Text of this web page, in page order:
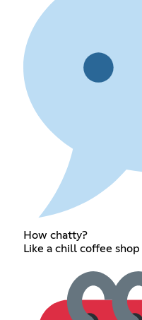
How chatty?
Like a chill coffee shop